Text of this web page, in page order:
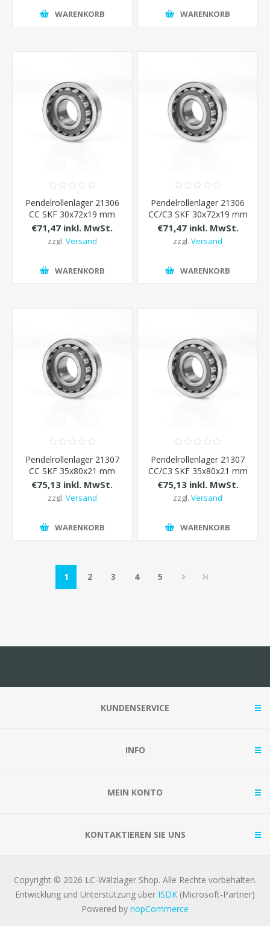
WARENKORB WARENKORB
Pendelrollenlager 21306
CC SKF 30x72x19 mm
€71,47 inkl. MwSt.
zzgl. Versand
WARENKORB
Pendelrollenlager 21306
CC/C3 SKF 30x72x19 mm
€71,47 inkl. MwSt.
zzgl.Versand
WARENKORB
Pendelrollenlager 21307
CC SKF 35x80x21 mm
€75,13 inkl. MwSt.
zzgl. Versand
WARENKORB
Pendelrollenlager 21307
CC/C3 SKF 35x80x21 mm
€75,13 inkl. MwSt.
zzgl.Versand
WARENKORB
1 2 3 4 5
KUNDENSERVICE
INFO
MEIN KONTO
KONTAKTIEREN SIE UNS
Copyright © 2026 LC-Wälzlager Shop. Alle Rechte vorbehalten.
Entwicklung und Unterstützung über ISDK (Microsoft-Partner)
Powered by nopCommerce